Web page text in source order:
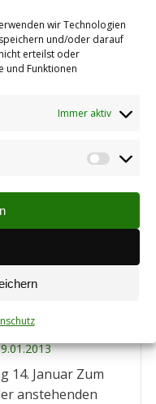
wir Technologien
und/oder darauf
erteilst oder
und Funktionen
Immer aktiv
zweiten
der
– 11:36
SV Lohnsfeld
à…
14. Januar Zum
anstehenden